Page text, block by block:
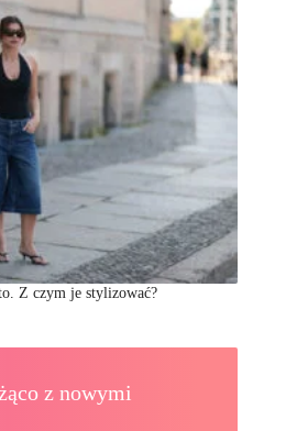
Z czym je stylizować?
z nowymi